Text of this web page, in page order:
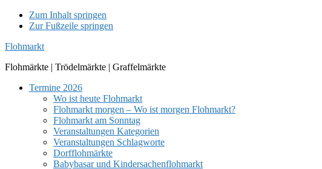
Zum Inhalt springen
Zur Fußzeile springen
Flohmarkt
Flohmärkte | Trödelmärkte | Graffelmärkte
Termine 2026
Wo ist heute Flohmarkt
Flohmarkt morgen – Wo ist morgen Flohmarkt?
Flohmarkt am Sonntag
Veranstaltungen Kategorien
Veranstaltungen Schlagworte
Dorfflohmärkte
Babybasar und Kindersachenflohmarkt